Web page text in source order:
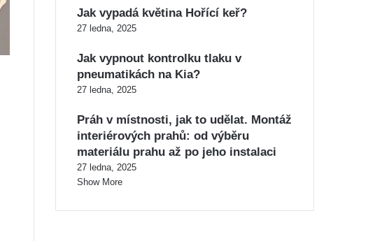
Jak vypadá květina Hořící keř?
27 ledna, 2025
Jak vypnout kontrolku tlaku v
pneumatikách na Kia?
27 ledna, 2025
Práh v místnosti, jak to udělat. Montáž
interiérových prahů: od výběru
materiálu prahu až po jeho instalaci
27 ledna, 2025
Show More